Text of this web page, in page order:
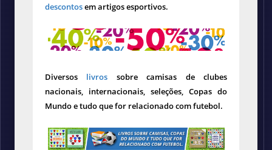
descontosem artigos esportivos.
Diversos livros sobre camisas de clubes
nacionais, internacionais, seleções, Copas do
Mundo e tudo que for relacionado com futebol.